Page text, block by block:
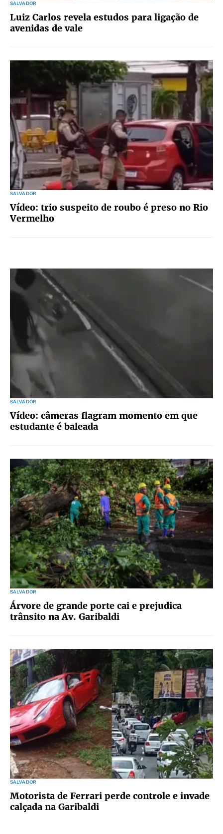
SALVADOR
Luiz Carlos revela estudos para ligação de
avenidas de vale
SALVADOR
Vídeo: trio suspeito de roubo é preso no Rio
Vermelho
SALVADOR
Vídeo: câmeras flagram momento em que
estudante é baleada
SALVADOR
Árvore de grande porte cai e prejudica
trânsito na Av. Garibaldi
SALVADOR
Motorista de Ferrari perde controle e invade
calçada na Garibaldi